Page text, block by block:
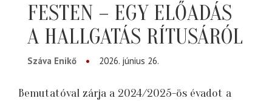
FESTEN – EGY ELŐADÁS
A HALLGATÁS RÍTUSÁRÓL
Száva Enikő 2026. június 26.
Bemutatóval zárja a 2024/2025-ös évadot a